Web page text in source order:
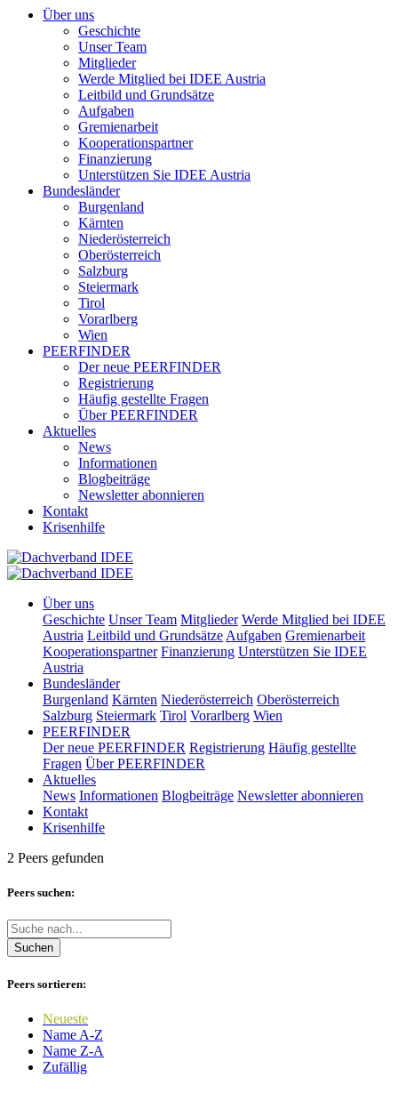
Über uns
Geschichte
Unser Team
Mitglieder
Werde Mitglied bei IDEE Austria
Leitbild und Grundsätze
Aufgaben
Gremienarbeit
Kooperationspartner
Finanzierung
Unterstützen Sie IDEE Austria
Bundesländer
Burgenland
Kärnten
Niederösterreich
Oberösterreich
Salzburg
Steiermark
Tirol
Vorarlberg
Wien
PEERFINDER
Der neue PEERFINDER
Registrierung
Häufig gestellte Fragen
Über PEERFINDER
Aktuelles
News
Informationen
Blogbeiträge
Newsletter abonnieren
Kontakt
Krisenhilfe
Über uns
Geschichte Unser Team Mitglieder Werde Mitglied bei IDEE
Austria Leitbild und Grundsätze Aufgaben Gremienarbeit
Kooperationspartner Finanzierung Unterstützen Sie IDEE
Austria
Bundesländer
Burgenland Kärnten Niederösterreich Oberösterreich
Salzburg Steiermark Tirol Vorarlberg Wien
PEERFINDER
Der neue PEERFINDER Registrierung Häufig gestellte
Fragen Über PEERFINDER
Aktuelles
News Informationen Blogbeiträge Newsletter abonnieren
Kontakt
Krisenhilfe
2 Peers gefunden
Peers suchen:
Suchen
Peers sortieren:
Neueste
Name A-Z
Name Z-A
Zufällig